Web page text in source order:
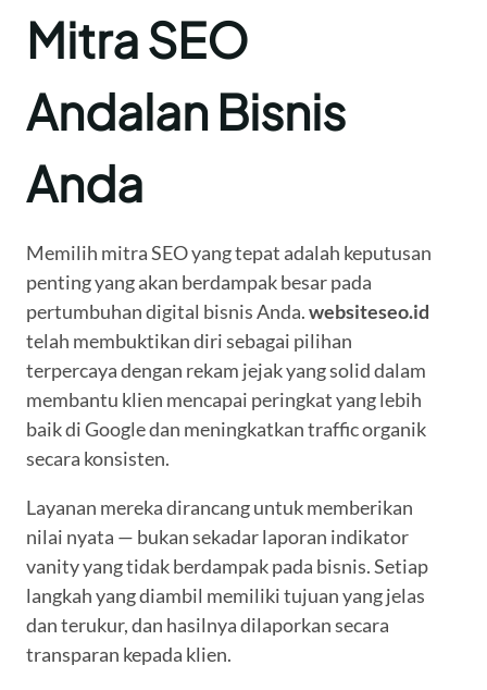
Mitra SEO
Andalan Bisnis
Anda
Memilih mitra SEO yang tepat adalah keputusan
penting yang akan berdampak besar pada
pertumbuhan digital bisnis Anda.websiteseo.id
telah membuktikan diri sebagai pilihan
terpercaya dengan rekam jejak yang solid dalam
membantu klien mencapai peringkat yang lebih
baik di Google dan meningkatkan traffic organik
secara konsisten.
Layanan mereka dirancang untuk memberikan
nilai nyata — bukan sekadar laporan indikator
vanity yang tidak berdampak pada bisnis. Setiap
langkah yang diambil memiliki tujuan yang jelas
dan terukur, dan hasilnya dilaporkan secara
transparan kepada klien.